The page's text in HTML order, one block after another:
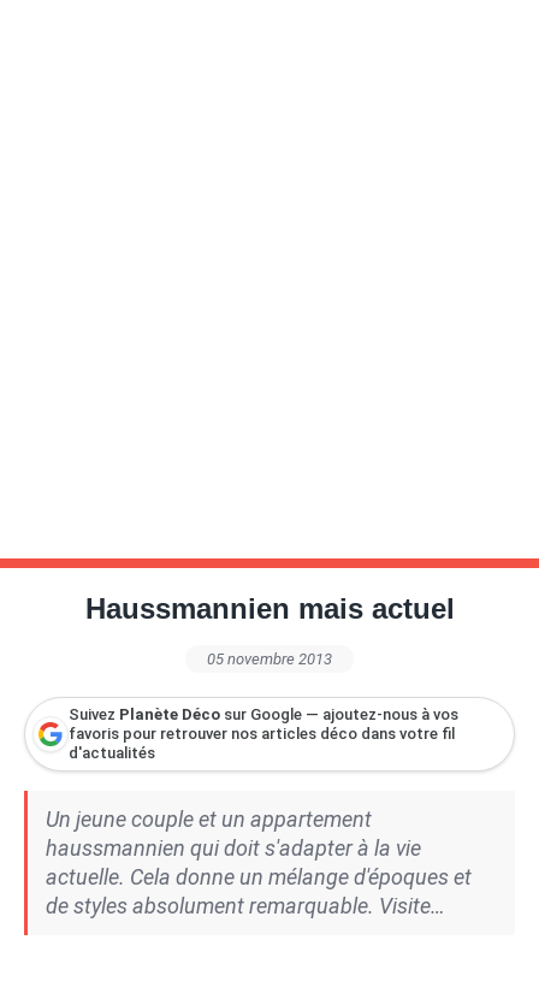
Haussmannien mais actuel
05 novembre 2013
Suivez Planète Déco sur Google — ajoutez-nous à vos
favoris pour retrouver nos articles déco dans votre fil
d'actualités
Un jeune couple et un appartement
haussmannien qui doit s'adapter à la vie
actuelle. Cela donne un mélange d'époques et
de styles absolument remarquable. Visite…